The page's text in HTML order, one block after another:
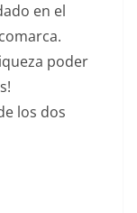
en el
poder
los dos